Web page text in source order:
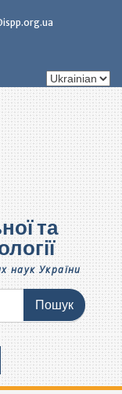
Вибрати
та
наук України